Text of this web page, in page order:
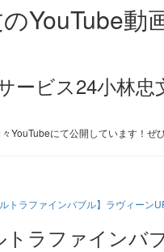
ビス24小林忠
YouTubeにて公開しています！ぜ
トラファインバ